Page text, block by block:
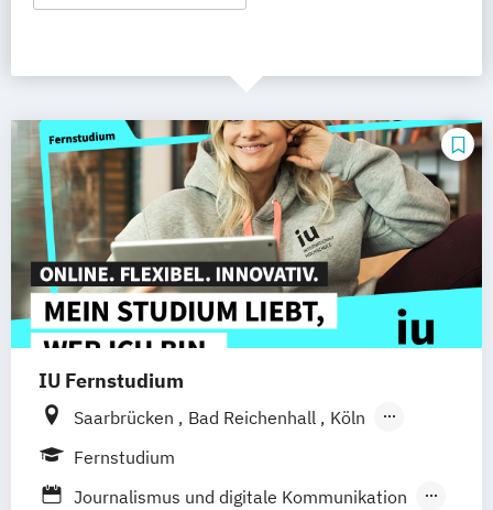
IU Fernstudium
Saarbrücken Bad Reichenhall
Köln
Rostock
Fernstudium
Journalismus und digitale Kommunikation